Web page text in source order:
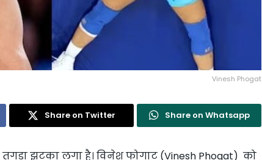
Vinesh Phogat
Share on Twitter Share on Whatsapp
झटका लगा है। विनेश फोगाट (Vinesh Phogat) को